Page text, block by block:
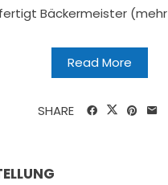
fertigt Bäckermeister
Read More
SHARE